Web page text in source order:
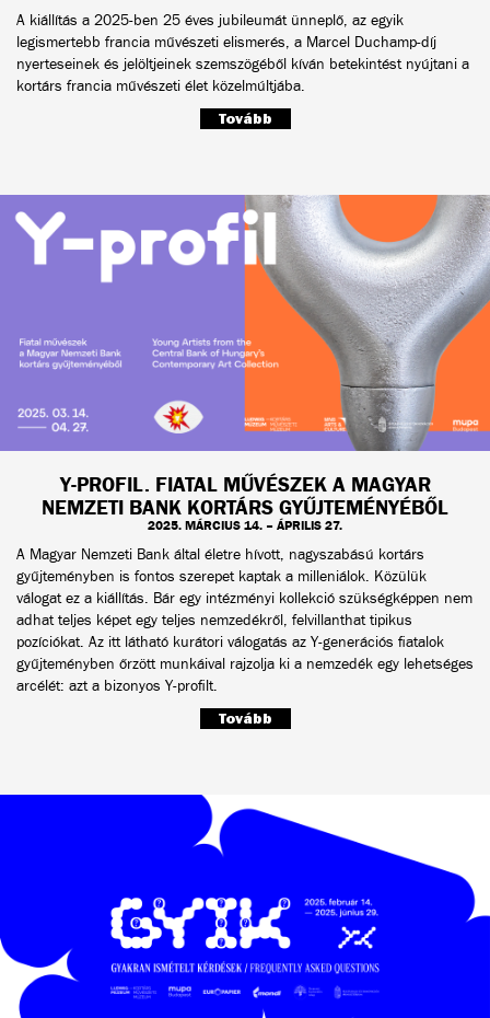
A kiállítás a 2025-ben 25 éves jubileumát ünneplő, az egyik
legismertebb francia művészeti elismerés, a Marcel Duchamp-díj
nyerteseinek és jelöltjeinek szemszögéből kíván betekintést nyújtani a
kortárs francia művészeti élet közelmúltjába.
Tovább
Y-PROFIL. FIATAL MŰVÉSZEK A MAGYAR
NEMZETI BANK KORTÁRS GYŰJTEMÉNYÉBŐL
2025. MÁRCIUS 14. – ÁPRILIS 27.
A Magyar Nemzeti Bank által életre hívott, nagyszabású kortárs
gyűjteményben is fontos szerepet kaptak a milleniálok. Közülük
válogat ez a kiállítás. Bár egy intézményi kollekció szükségképpen nem
adhat teljes képet egy teljes nemzedékről, felvillanthat tipikus
pozíciókat. Az itt látható kurátori válogatás az Y-generációs fiatalok
gyűjteményben őrzött munkáival rajzolja ki a nemzedék egy lehetséges
arcélét: azt a bizonyos Y-profilt.
Tovább